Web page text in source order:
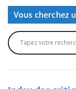
Vous cherchez